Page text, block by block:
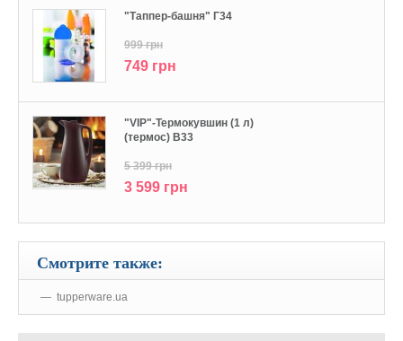
"Tаппер-башня" Г34
999 грн
749 грн
"VIP"-Термокувшин (1 л)
(термос) В33
5 399 грн
3 599 грн
Смотрите также:
tupperware.ua